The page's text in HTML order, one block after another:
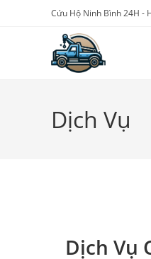
Cứu Hộ Ninh Bình 24H -
Dịch Vụ
Dịch Vụ